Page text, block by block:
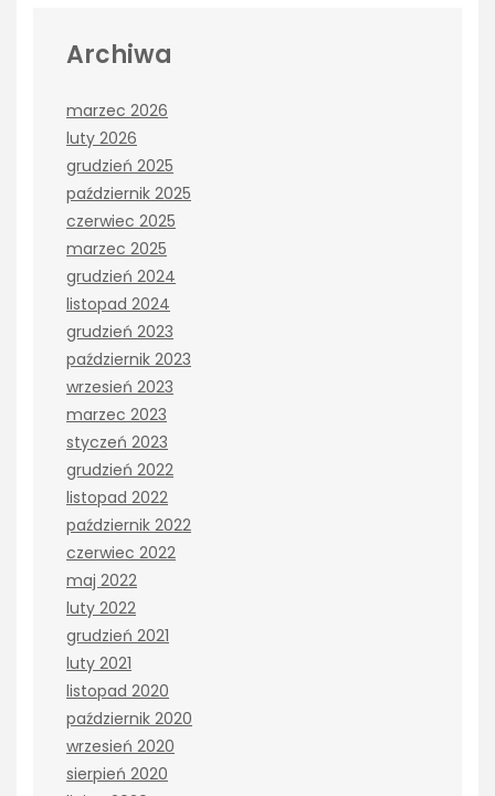
Archiwa
marzec 2026
luty 2026
grudzień 2025
październik 2025
czerwiec 2025
marzec 2025
grudzień 2024
listopad 2024
grudzień 2023
październik 2023
wrzesień 2023
marzec 2023
styczeń 2023
grudzień 2022
listopad 2022
październik 2022
czerwiec 2022
maj 2022
luty 2022
grudzień 2021
luty 2021
listopad 2020
październik 2020
wrzesień 2020
sierpień 2020